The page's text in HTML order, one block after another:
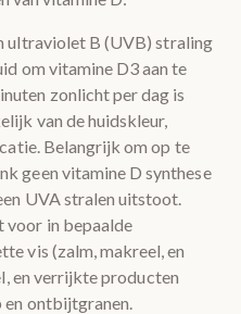
ultraviolet B (UVB) straling
om vitamine D3 aan te
zonlicht per dag is
van de huidskleur,
Belangrijk om op te
geen vitamine D synthese
UVA stralen uitstoot.
voor in bepaalde
vis (zalm, makreel, en
en verrijkte producten
en ontbijtgranen.